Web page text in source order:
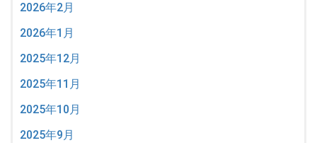
2026年2月
2026年1月
2025年12月
2025年11月
2025年10月
2025年9月